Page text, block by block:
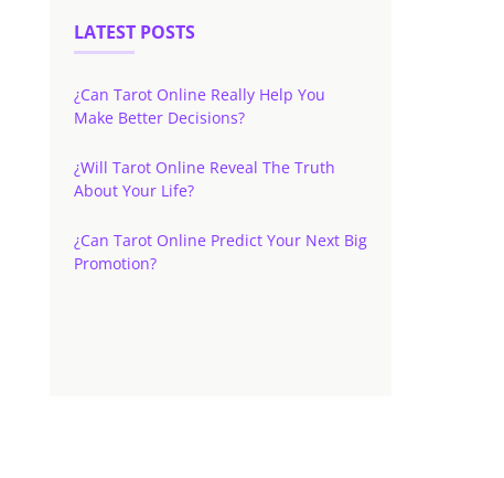
LATEST POSTS
¿Can Tarot Online Really Help You
Make Better Decisions?
¿Will Tarot Online Reveal The Truth
About Your Life?
¿Can Tarot Online Predict Your Next Big
Promotion?